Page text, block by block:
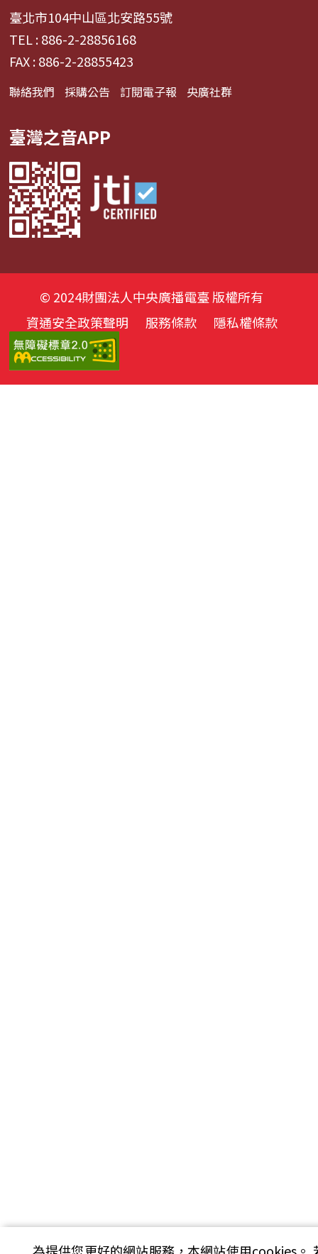
臺北市104中山區北安路55號
TEL : 886-2-28856168
FAX : 886-2-28855423
聯絡我們 採購公告 訂閱電子報 央廣社群
臺灣之音APP
© 2024財團法人中央廣播電臺 版權所有
資通安全政策聲明
服務條款 隱私權條款